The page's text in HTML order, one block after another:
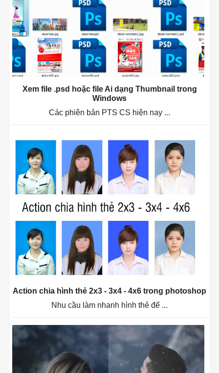
Xem file .psd hoặc file Ai dạng Thumbnail trong
Windows
Các phiên bản PTS CS hiện nay ...
Action chia hình thẻ 2x3 - 3x4 - 4x6 trong photoshop
Nhu cầu làm nhanh hình thẻ để ...